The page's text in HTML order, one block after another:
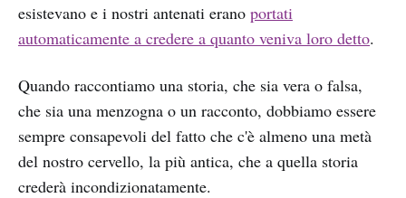
esistevano e i nostri antenati erano portati
automaticamente a credere a quanto veniva loro detto.
Quando raccontiamo una storia, che sia vera o falsa,
che sia una menzogna o un racconto, dobbiamo essere
sempre consapevoli del fatto che c'è almeno una metà
del nostro cervello, la più antica, che a quella storia
crederà incondizionatamente.